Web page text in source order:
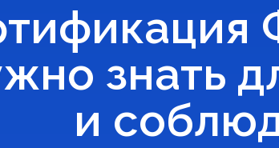
знать
и